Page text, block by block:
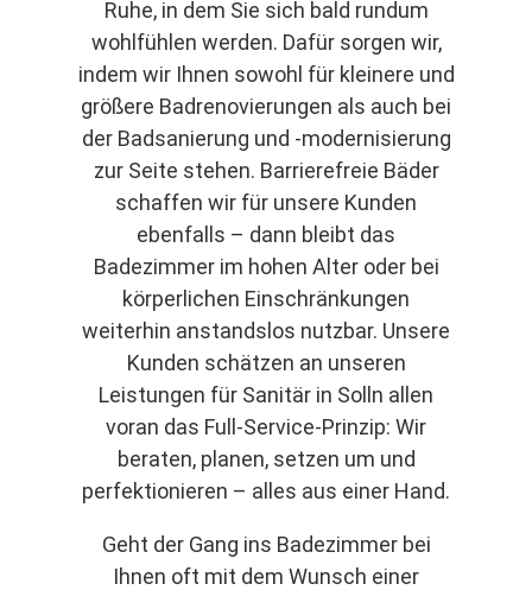
Ruhe, in dem Sie sich bald rundum
wohlfühlen werden. Dafür sorgen wir,
indem wir Ihnen sowohl für kleinere und
größere Badrenovierungen als auch bei
der Badsanierung und -modernisierung
zur Seite stehen. Barrierefreie Bäder
schaffen wir für unsere Kunden
ebenfalls – dann bleibt das
Badezimmer im hohen Alter oder bei
körperlichen Einschränkungen
weiterhin anstandslos nutzbar. Unsere
Kunden schätzen an unseren
Leistungen für Sanitär in Solln allen
voran das Full-Service-Prinzip: Wir
beraten, planen, setzen um und
perfektionieren – alles aus einer Hand.
Geht der Gang ins Badezimmer bei
Ihnen oft mit dem Wunsch einer